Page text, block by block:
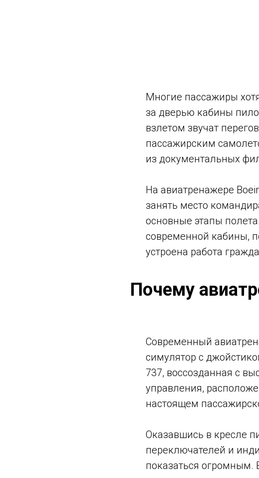
Многие пассажиры
за дверью кабины
взлетом звучат
пассажирским
из документальных
На авиатренажере
занять место
основные этапы
современной кабины,
устроена работа
Почему
Современный
симулятор с
737, воссозданная с
управления,
настоящем
Оказавшись в кресле
переключателей и
показаться огромным.